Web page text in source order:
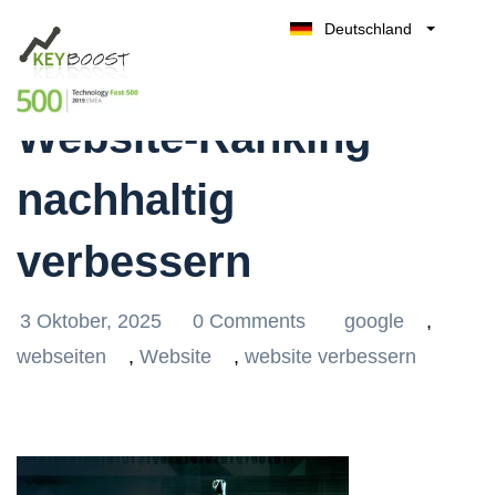
Deutschland
France
Mit Keyboost das
Website-Ranking
nachhaltig
verbessern
3 Oktober, 2025 0 Comments google
,
webseiten
, Website , website verbessern